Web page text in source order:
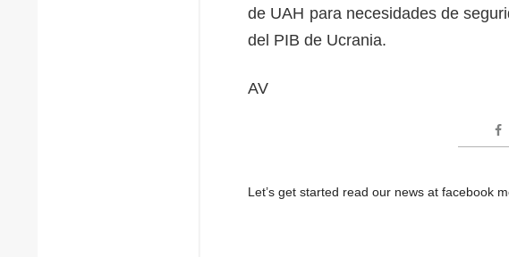
de UAH para necesidades de
del PIB de Ucrania.
AV
Let’s get started read our news at facebook